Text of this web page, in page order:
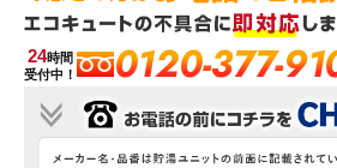
24時間
受付中！
0120-377-